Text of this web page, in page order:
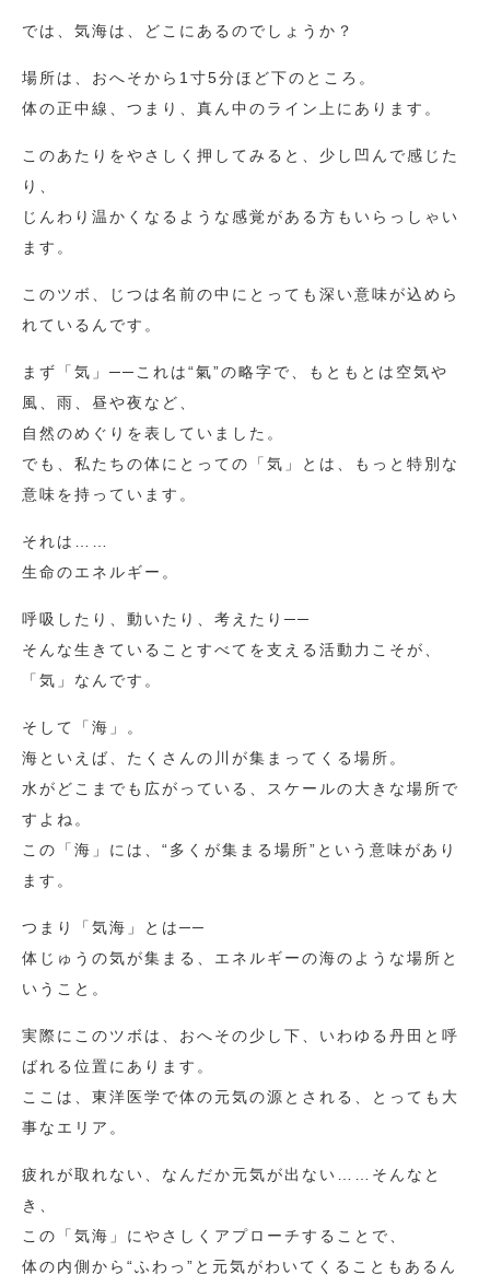
では、気海は、どこにあるのでしょうか？
場所は、おへそから1寸5分ほど下のところ。
体の正中線、つまり、真ん中のライン上にあります。
このあたりをやさしく押してみると、少し凹んで感じた
り、
じんわり温かくなるような感覚がある方もいらっしゃい
ます。
このツボ、じつは名前の中にとっても深い意味が込めら
れているんです。
まず「気」──これは“氣”の略字で、もともとは空気や
風、雨、昼や夜など、
自然のめぐりを表していました。
でも、私たちの体にとっての「気」とは、もっと特別な
意味を持っています。
それは……
生命のエネルギー。
呼吸したり、動いたり、考えたり──
そんな生きていることすべてを支える活動力こそが、
「気」なんです。
そして「海」。
海といえば、たくさんの川が集まってくる場所。
水がどこまでも広がっている、スケールの大きな場所で
すよね。
この「海」には、“多くが集まる場所”という意味があり
ます。
つまり「気海」とは──
体じゅうの気が集まる、エネルギーの海のような場所と
いうこと。
実際にこのツボは、おへその少し下、いわゆる丹田と呼
ばれる位置にあります。
ここは、東洋医学で体の元気の源とされる、とっても大
事なエリア。
疲れが取れない、なんだか元気が出ない……そんなと
き、
この「気海」にやさしくアプローチすることで、
体の内側から“ふわっ”と元気がわいてくることもあるん